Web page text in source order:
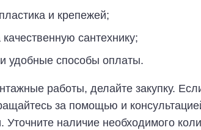
и крепежей;
сантехнику;
удобные способы оплаты.
работы, делайте закупку.
за помощью и
наличие необходимого